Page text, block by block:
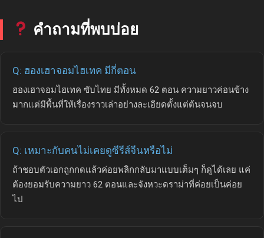
คำถามที่พบบ่อย
Q: ฮองเฮาจอมไฮเทค มีกี่ตอน
ฮองเฮาจอมไฮเทค ซับไทย มีทั้งหมด 62 ตอน ความยาวค่อนข้าง
มากแต่มีพื้นที่ให้เรื่องราวเล่าอย่างละเอียดตั้งแต่ต้นจนจบ
Q: เหมาะกับคนไม่เคยดูซีรีส์จีนหรือไม่
ถ้าชอบตัวเอกถูกกดแล้วค่อยพลิกกลับมาแบบเต็มๆ ก็ดูได้เลย แค่
ต้องยอมรับความยาว 62 ตอนและจังหวะดราม่าที่ค่อยเป็นค่อย
ไป